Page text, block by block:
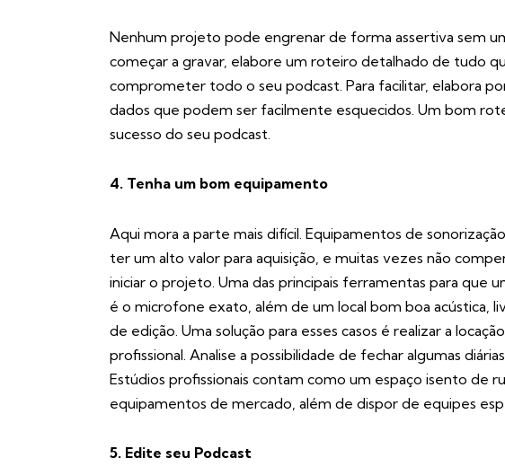
Nenhum projeto pode engrenar de forma assertiva sem
começar a gravar, elabore um roteiro detalhado de tudo
comprometer todo o seu podcast. Para facilitar, elabora
dados que podem ser facilmente esquecidos. Um bom
sucesso do seu podcast.
4. Tenha um bom equipamento
Aqui mora a parte mais difícil. Equipamentos de
ter um alto valor para aquisição, e muitas vezes não
iniciar o projeto. Uma das principais ferramentas para que
é o microfone exato, além de um local bom boa acústica,
de edição. Uma solução para esses casos é realizar a
profissional. Analise a possibilidade de fechar algumas
Estúdios profissionais contam como um espaço isento de
equipamentos de mercado, além de dispor de equipes
5. Edite seu Podcast